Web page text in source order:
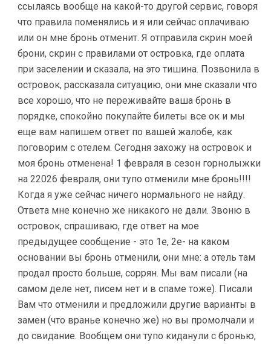
ссылаясь вообще на какой-то другой сервис, говоря
что правила поменялись и я или сейчас оплачиваю
или он мне бронь отменит. Я отправила скрин моей
брони, скрин с правилами от островка, где оплата
при заселении и сказала, на это тишина. Позвонила в
островок, рассказала ситуацию, они мне сказали что
все хорошо, что не переживайте ваша бронь в
порядке, спокойно покупайте билеты все ок и мы
еще вам напишем ответ по вашей жалобе, как
поговорим с отелем. Сегодня захожу на островок и
моя бронь отменена! 1 февраля в сезон горнолыжки
на 22026 февраля, они тупо отменили мне бронь!!!!
Когда я уже сейчас ничего нормального не найду.
Ответа мне конечно же никакого не дали. Звоню в
островок, спрашиваю, где ответ на мое
предыдущее сообщение - это 1е, 2е- на каком
основании вы бронь отменили, они мне: а отель там
продал просто больше, соррян. Мы вам писали (на
самом деле нет, писем нет и в спаме тоже). Писали
Вам что отменили и предложили другие варианты в
замен (что вранье конечно же) но вы промолчали и
до свидание. Вообщем они тупо киданули с бронью,